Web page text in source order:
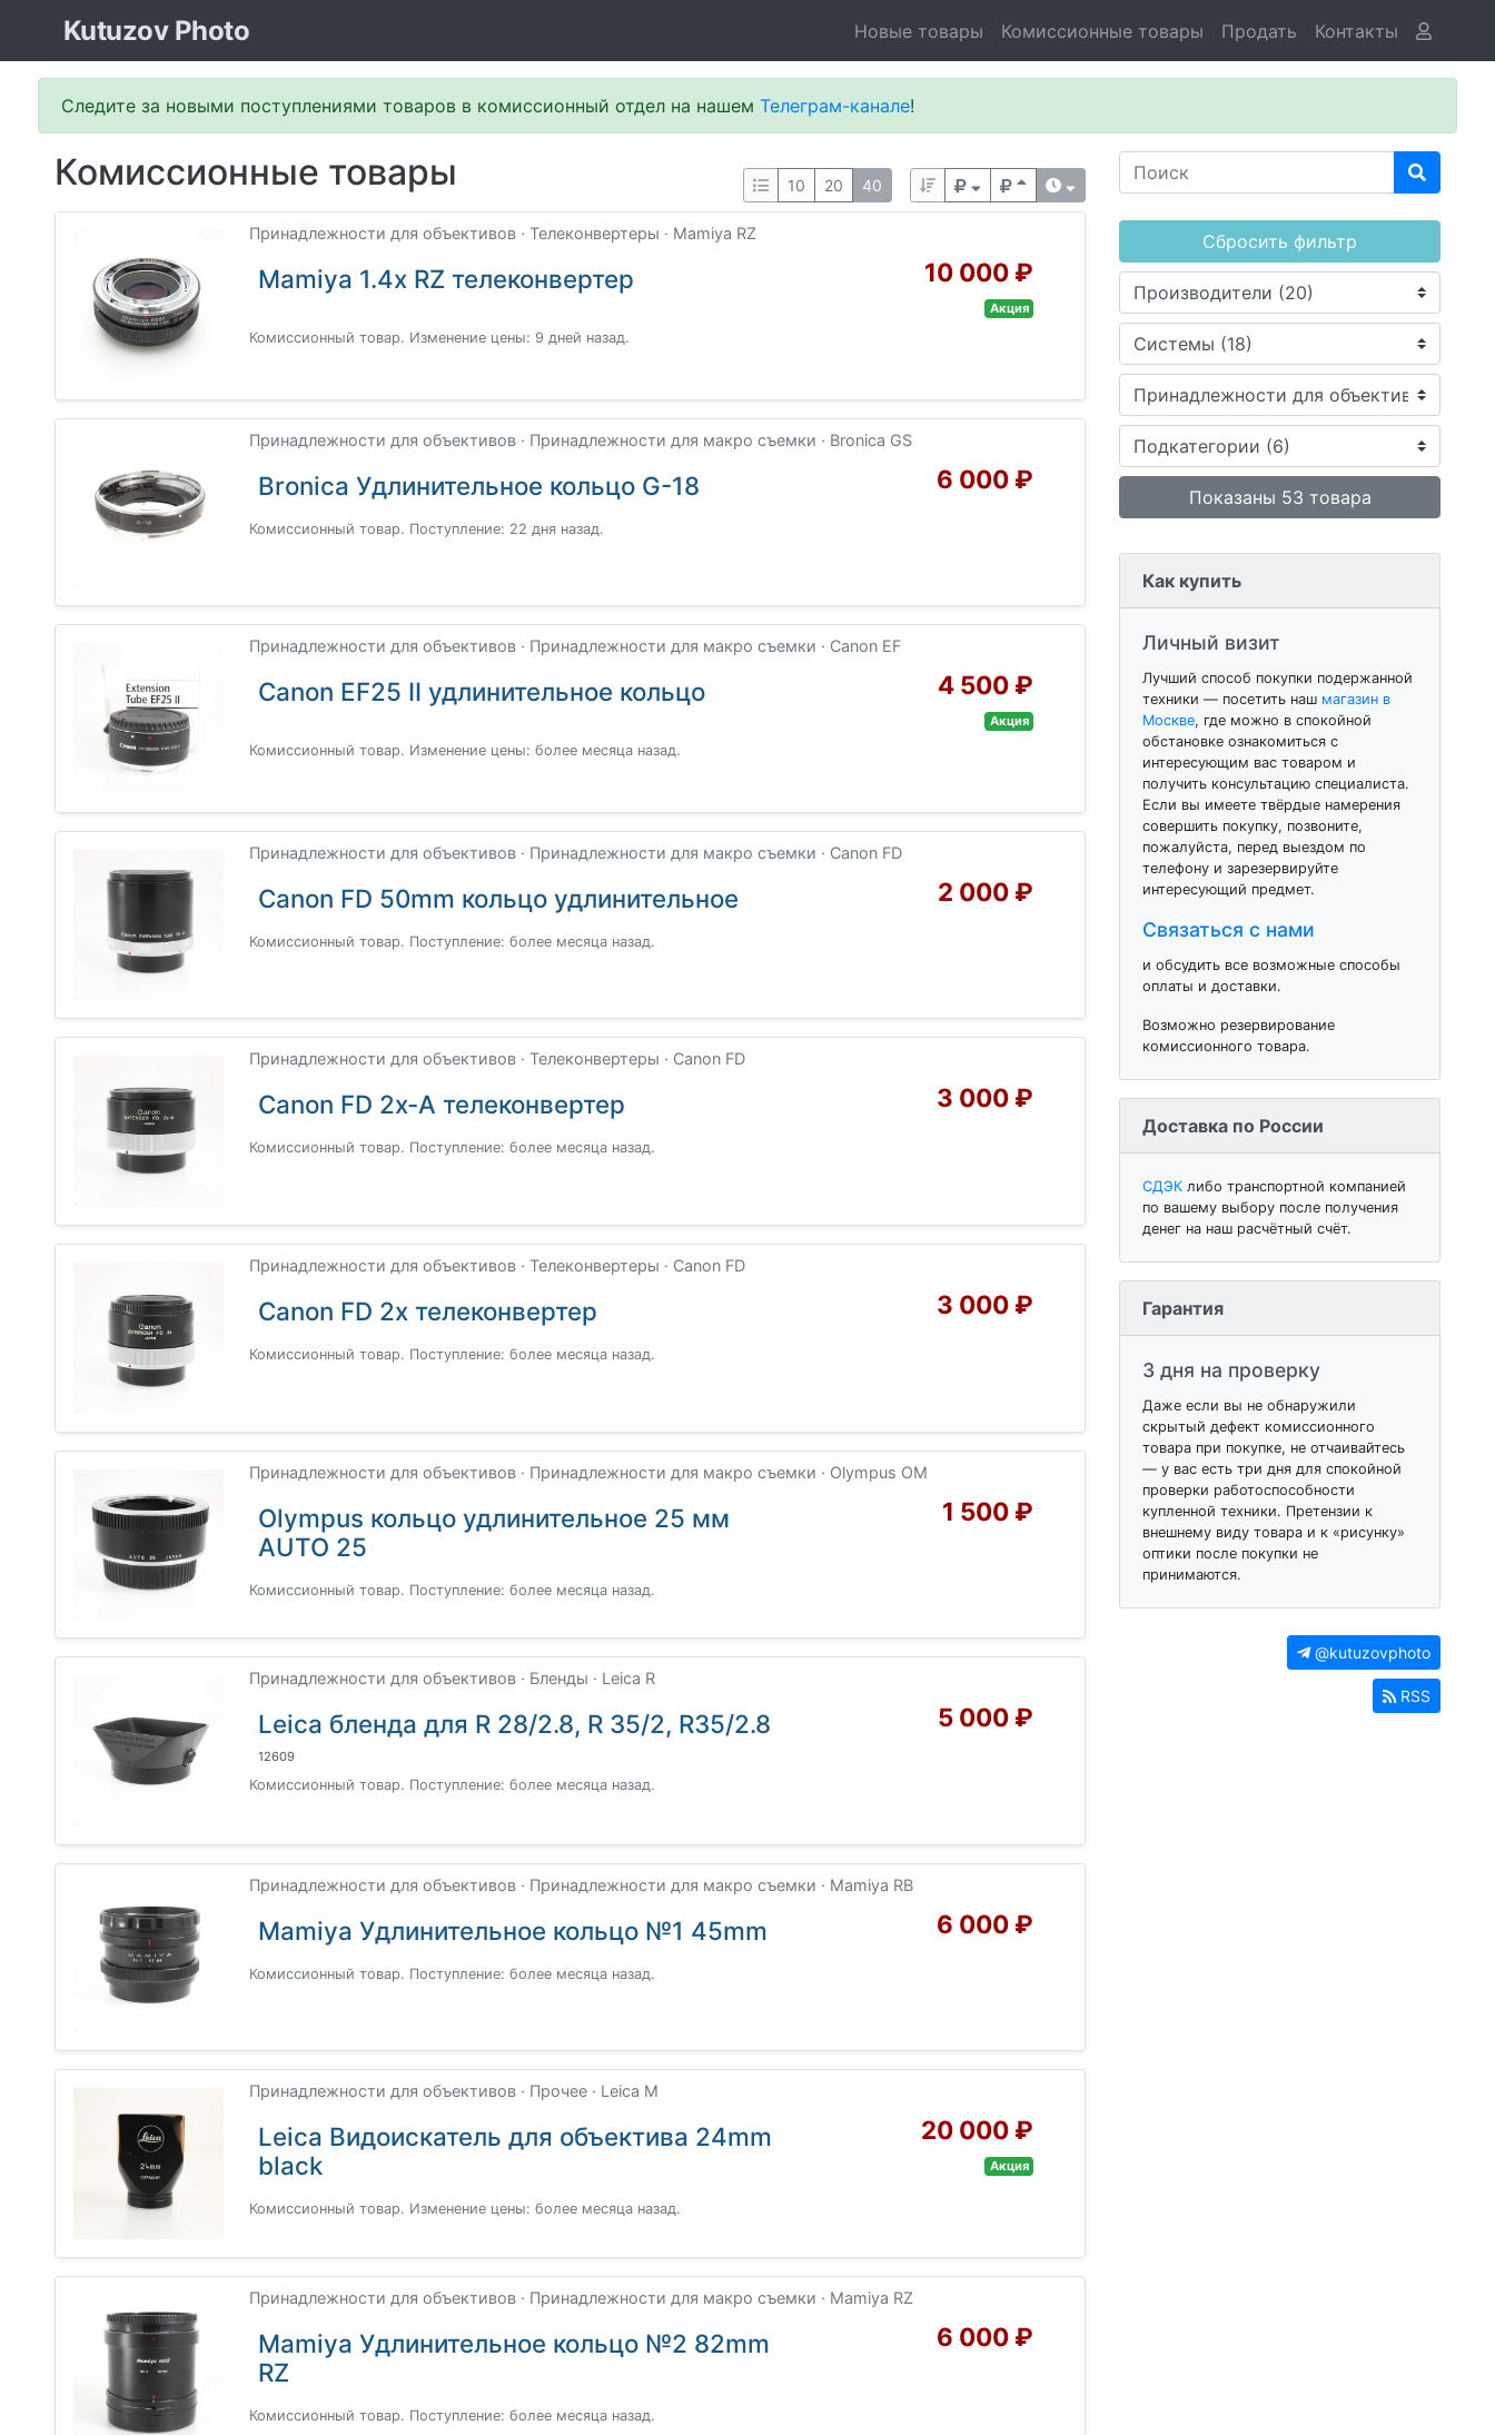
Kutuzov Photo Новые товары Комиссионные товары Продать Контакты
Следите за новыми поступлениями товаров в комиссионный отдел на нашем Телеграм-канале!
Комиссионные товары 10 20 40
Сбросить фильтр
Как купить
Личный визит
Лучший способ покупки подержанной
техники — посетить наш магазин в
Москве, где можно в спокойной
обстановке ознакомиться с
интересующим вас товаром и
получить консультацию специалиста.
Если вы имеете твёрдые намерения
совершить покупку, позвоните,
пожалуйста, перед выездом по
телефону и зарезервируйте
интересующий предмет.
Связаться с нами
и обсудить все возможные способы
оплаты и доставки.
Возможно резервирование
комиссионного товара.
Доставка по России
СДЭК либо транспортной компанией
по вашему выбору после получения
денег на наш расчётный счёт.
Гарантия
3 дня на проверку
Даже если вы не обнаружили
скрытый дефект комиссионного
товара при покупке, не отчаивайтесь
— у вас есть три дня для спокойной
проверки работоспособности
купленной техники. Претензии к
внешнему виду товара и к «рисунку»
оптики после покупки не
принимаются.
@kutuzovphoto
RSS
Принадлежности для объективов · Телеконвертеры · Mamiya RZ
Mamiya 1.4x RZ телеконвертер 10 000 ₽
Акция
Комиссионный товар. Изменение цены: 9 дней назад.
Принадлежности для объективов · Принадлежности для макро съемки · Bronica GS
Bronica Удлинительное кольцо G-18 6 000 ₽
Комиссионный товар. Поступление: 22 дня назад.
Принадлежности для объективов · Принадлежности для макро съемки · Canon EF
Canon EF25 II удлинительное кольцо 4 500 ₽
Акция
Комиссионный товар. Изменение цены: более месяца назад.
Принадлежности для объективов · Принадлежности для макро съемки · Canon FD
Canon FD 50mm кольцо удлинительное 2 000 ₽
Комиссионный товар. Поступление: более месяца назад.
Принадлежности для объективов · Телеконвертеры · Canon FD
Canon FD 2x-A телеконвертер 3 000 ₽
Комиссионный товар. Поступление: более месяца назад.
Принадлежности для объективов · Телеконвертеры · Canon FD
Canon FD 2x телеконвертер 3 000 ₽
Комиссионный товар. Поступление: более месяца назад.
Принадлежности для объективов · Принадлежности для макро съемки · Olympus OM
Olympus кольцо удлинительное 25 мм
AUTO 25
1 500 ₽
Комиссионный товар. Поступление: более месяца назад.
Принадлежности для объективов · Бленды · Leica R
Leica бленда для R 28/2.8, R 35/2, R35/2.8
12609
5 000 ₽
Комиссионный товар. Поступление: более месяца назад.
Принадлежности для объективов · Принадлежности для макро съемки · Mamiya RB
Mamiya Удлинительное кольцо №1 45mm 6 000 ₽
Комиссионный товар. Поступление: более месяца назад.
Принадлежности для объективов · Прочее · Leica M
Leica Видоискатель для объектива 24mm
black
20 000 ₽
Акция
Комиссионный товар. Изменение цены: более месяца назад.
Принадлежности для объективов · Принадлежности для макро съемки · Mamiya RZ
Mamiya Удлинительное кольцо №2 82mm
RZ
6 000 ₽
Комиссионный товар. Поступление: более месяца назад.